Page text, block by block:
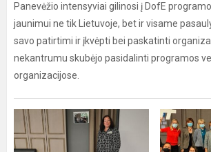
Panevėžio intensyviai gilinosi į DofE
jaunimui ne tik Lietuvoje, bet ir visame
savo patirtimi ir įkvėpti bei paskatinti
nekantrumu skubėjo pasidalinti programos
organizacijose.